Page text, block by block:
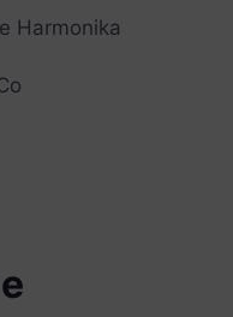
Harmonika